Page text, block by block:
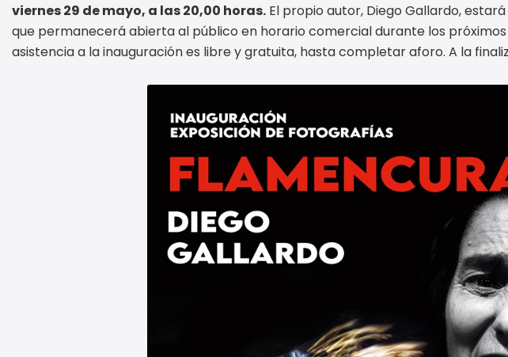
viernes 29 de mayo, a las 20,00 horas. El propio autor, Diego Gallardo,
que permanecerá abierta al público en horario comercial durante los próximos
asistencia a la inauguración es libre y gratuita, hasta completar aforo. A la